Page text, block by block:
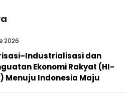
2026
dan
Ekonomi Rakyat (HI-
Menuju Indonesia Maju